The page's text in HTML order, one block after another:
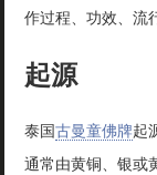
作过程、功效、流
起源
泰国古曼童佛牌起
通常由黄铜、银或